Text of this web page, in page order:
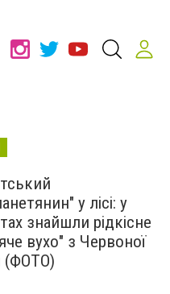
у лісі: у
знайшли рідкісне
вухо" з Червоної
(ФОТО)